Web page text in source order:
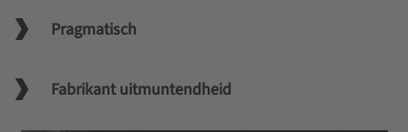
Pragmatisch
Fabrikant uitmuntendheid